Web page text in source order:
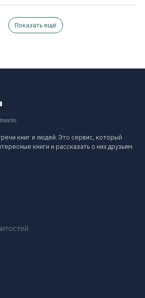
Показать ещё
книг и людей. Это сервис, который
книги и рассказать о них друзьям.